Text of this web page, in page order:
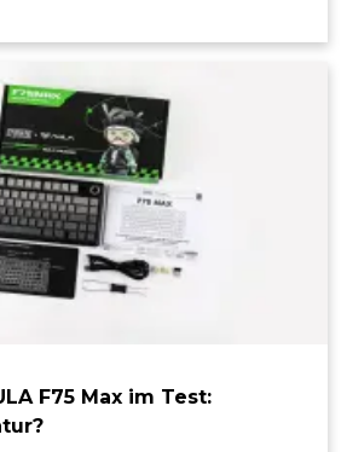
F75 Max im Test: